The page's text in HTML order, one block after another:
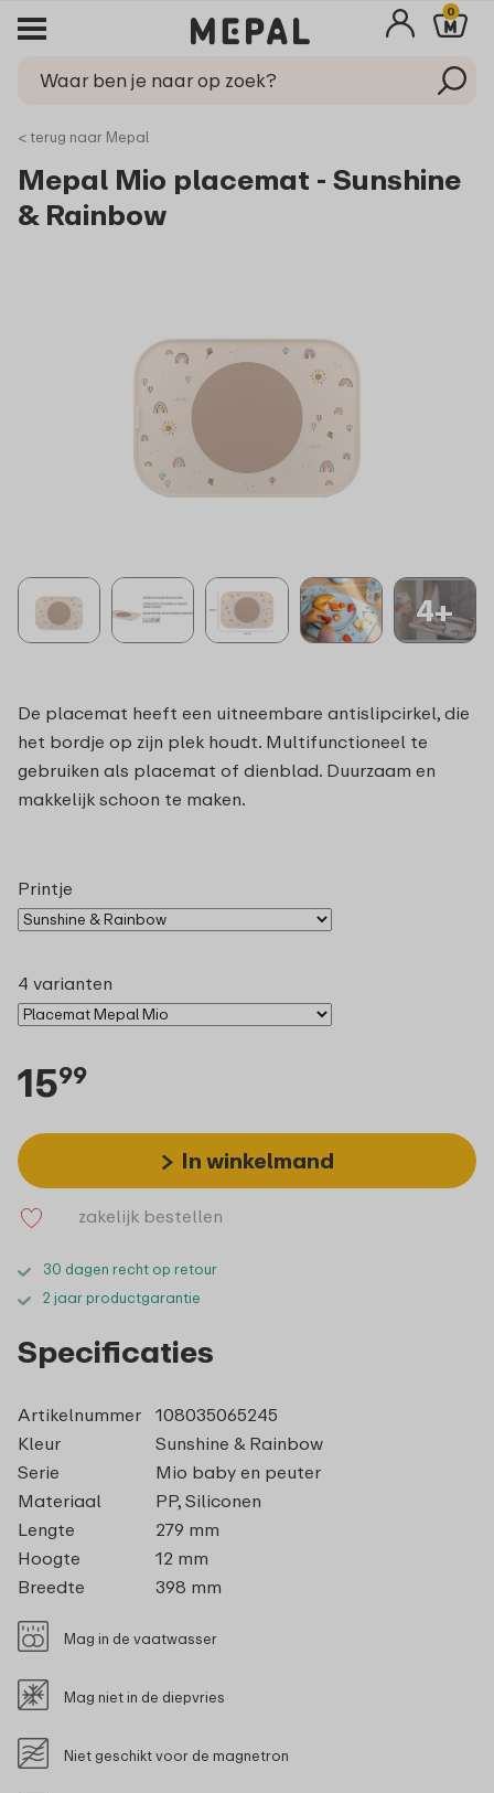
0
< terug naar Mepal
Mepal Mio placemat - Sunshine
& Rainbow
4+
De placemat heeft een uitneembare antislipcirkel, die
het bordje op zijn plek houdt. Multifunctioneel te
gebruiken als placemat of dienblad. Duurzaam en
makkelijk schoon te maken.
Printje
4 varianten
1599
In winkelmand
zakelijk bestellen
30 dagen recht op retour
2 jaar productgarantie
Specificaties
Artikelnummer
108035065245
Kleur
Sunshine & Rainbow
Serie
Mio baby en peuter
Materiaal
PP, Siliconen
Lengte
279 mm
Hoogte
12 mm
Breedte
398 mm
Mag in de vaatwasser
Mag niet in de diepvries
Niet geschikt voor de magnetron